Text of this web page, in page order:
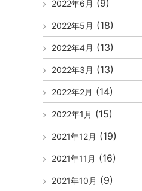
2022年6月 (9)
2022年5月 (18)
2022年4月 (13)
2022年3月 (13)
2022年2月 (14)
2022年1月 (15)
2021年12月 (19)
2021年11月 (16)
2021年10月 (9)